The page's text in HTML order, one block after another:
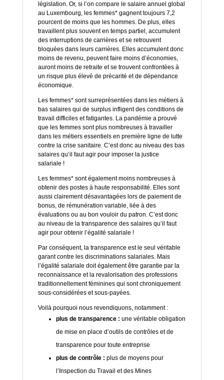
législation. Or, si l’on compare le salaire annuel global
au Luxembourg, les femmes* gagnent toujours 7,2
pourcent de moins que les hommes. De plus, elles
travaillent plus souvent en temps partiel, accumulent
des interruptions de carrières et se retrouvent
bloquées dans leurs carrières. Elles accumulent donc
moins de revenu, peuvent faire moins d’économies,
auront moins de retraite et se trouvent confrontées à
un risque plus élevé de précarité et de dépendance
économique.
Les femmes* sont surreprésentées dans les métiers à
bas salaires qui de surplus infligent des conditions de
travail difficiles et fatigantes. La pandémie a prouvé
que les femmes sont plus nombreuses à travailler
dans les métiers essentiels en première ligne de lutte
contre la crise sanitaire. C’est donc au niveau des bas
salaires qu’il faut agir pour imposer la justice
salariale !
Les femmes* sont également moins nombreuses à
obtenir des postes à haute responsabilité. Elles sont
aussi clairement désavantagées lors de paiement de
bonus, de rémunération variable, liée à des
évaluations ou au bon vouloir du patron. C’est donc
au niveau de la transparence des salaires qu’il faut
agir pour obtenir l’égalité salariale !
Par conséquent, la transparence est le seul véritable
garant contre les discriminations salariales. Mais
l’égalité salariale doit également être garantie par la
reconnaissance et la revalorisation des professions
traditionnellement féminines qui sont chroniquement
sous-considérées et sous-payées.
Voilà pourquoi nous revendiquons, notamment :
plus de transparence : une véritable obligation
de mise en place d’outils de contrôles et de
transparence pour toute entreprise
plus de contrôle : plus de moyens pour
l’Inspection du Travail et des Mines